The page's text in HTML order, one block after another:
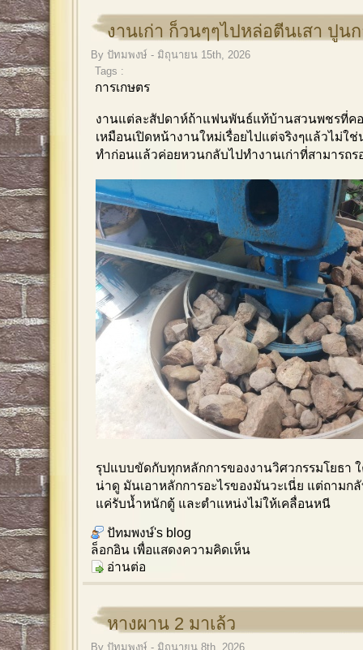
งานเก่า ก็วนๆๆไปหล่อตีนเสา ปูน
By ปัทมพงษ์ - มิถุนายน 15th, 2026
Tags :
การเกษตร
งานแต่ละสัปดาห์ถ้าแฟนพันธ์แท้บ้านสวนพชรที่ค
เหมือนเปิดหน้างานใหม่เรื่อยไปแต่จริงๆแล้วไม่ใ
ทำก่อนแล้วค่อยหวนกลับไปทำงานเก่าที่สามารถร
รุปแบบขัดกับทุกหลักการของงานวิศวกรรมโยธา
น่าดู มันเอาหลักการอะไรของมันวะเนี่ย แต่ถามก
แค่รับน้ำหนักตู้ และตำแหน่งไม่ให้เคลื่อนหนี
ปัทมพงษ์'s blog
ล็อกอิน เพื่อแสดงความคิดเห็น
อ่านต่อ
หางผาน 2 มาเล้ว
By ปัทมพงษ์ - มิถุนายน 8th, 2026